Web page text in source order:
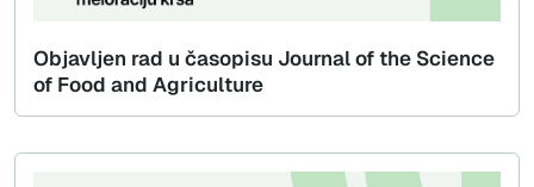
Objavljen rad u časopisu Journal of the Science
of Food and Agriculture